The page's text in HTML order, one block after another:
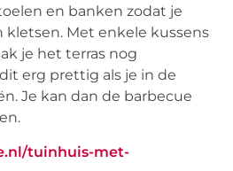
en banken zodat je
Met enkele kussens
je het terras nog
erg prettig als je in de
Je kan dan de barbecue
tuinhuis-met-